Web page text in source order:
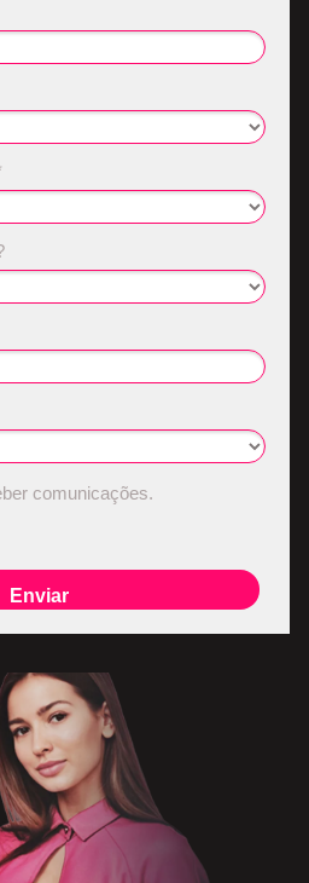
comunicações.
Enviar